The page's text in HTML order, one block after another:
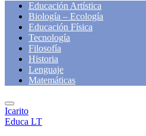
Educación Artística
Biología – Ecología
Educación Física
Tecnología
Filosofía
Historia
Lenguaje
Matemáticas
Icarito
Educa LT